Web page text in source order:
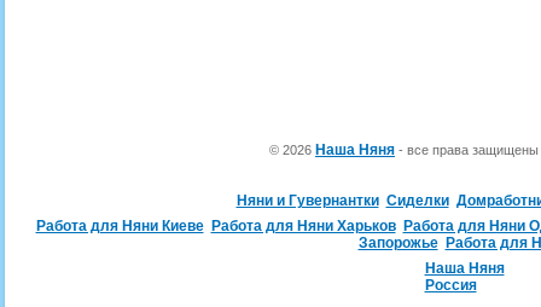
© 2026 Наша Няня - все права
Няни и Гувернантки Сиделки
Работа для Няни Киеве
Работа для Няни Харьков
Работа для Няни
Запорожье
Работа для
Наша Няня
Россия